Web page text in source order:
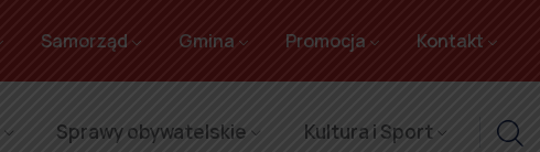
Samorząd Gmina Promocja Kontakt
Sprawy obywatelskie Kultura i Sport